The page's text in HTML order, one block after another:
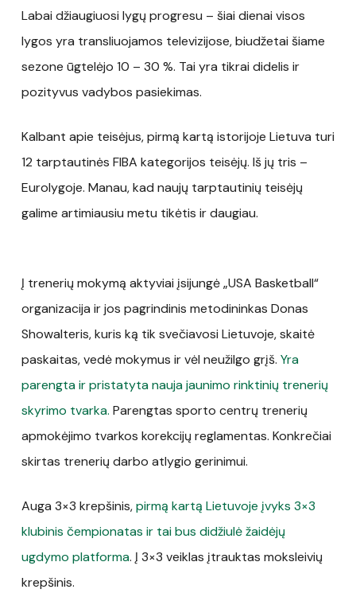
Labai džiaugiuosi lygų progresu – šiai dienai visos
lygos yra transliuojamos televizijose, biudžetai šiame
sezone ūgtelėjo 10 – 30 %. Tai yra tikrai didelis ir
pozityvus vadybos pasiekimas.
Kalbant apie teisėjus, pirmą kartą istorijoje Lietuva turi
12 tarptautinės FIBA kategorijos teisėjų. Iš jų tris –
Eurolygoje. Manau, kad naujų tarptautinių teisėjų
galime artimiausiu metu tikėtis ir daugiau.
Į trenerių mokymą aktyviai įsijungė „USA Basketball“
organizacija ir jos pagrindinis metodininkas Donas
Showalteris, kuris ką tik svečiavosi Lietuvoje, skaitė
paskaitas, vedė mokymus ir vėl neužilgo grįš. Yra
parengta ir pristatyta nauja jaunimo rinktinių trenerių
skyrimo tvarka. Parengtas sporto centrų trenerių
apmokėjimo tvarkos korekcijų reglamentas. Konkrečiai
skirtas trenerių darbo atlygio gerinimui.
Auga 3×3 krepšinis,pirmą kartą Lietuvoje įvyks 3×3
klubinis čempionatas ir tai bus didžiulė žaidėjų
ugdymo platforma. Į 3×3 veiklas įtrauktas moksleivių
krepšinis.